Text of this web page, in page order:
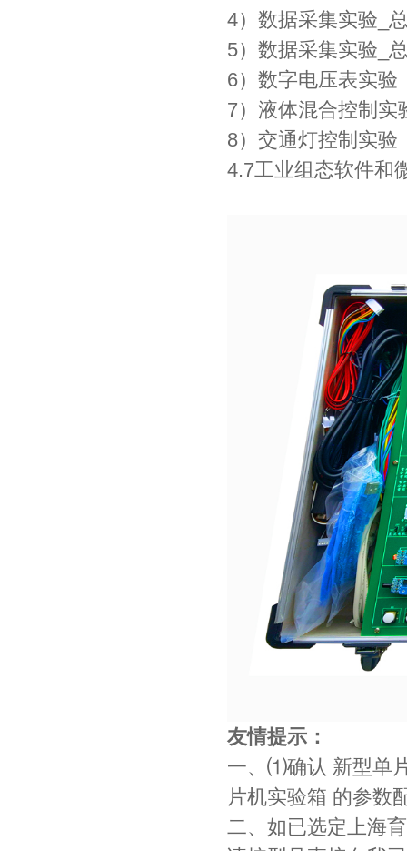
4）数据采集实验_
5）数据采集实验_
6）数字电压表实验
7）液体混合控制实
8）交通灯控制实验
4.7工业组态软件和
友情提示：
一、⑴确认 新型单
片机实验箱 的参数
二、如已选定上海